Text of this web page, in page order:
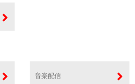
音楽配信